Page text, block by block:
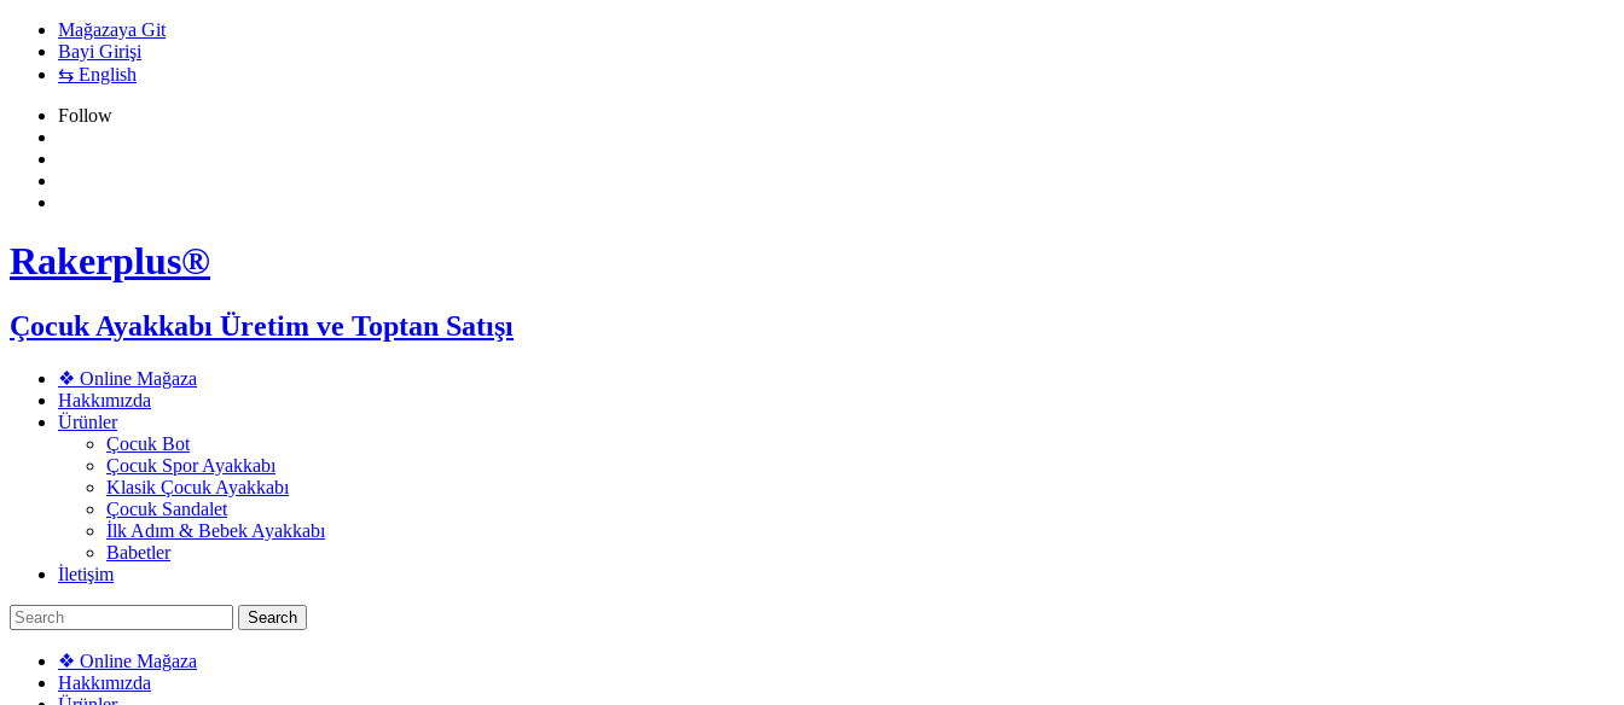
Mağazaya Git
Bayi Girişi
⇆ English
Follow
Rakerplus®
Çocuk Ayakkabı Üretim ve Toptan Satışı
❖ Online Mağaza
Hakkımızda
Ürünler
Çocuk Bot
Çocuk Spor Ayakkabı
Klasik Çocuk Ayakkabı
Çocuk Sandalet
İlk Adım & Bebek Ayakkabı
Babetler
İletişim
❖ Online Mağaza
Hakkımızda